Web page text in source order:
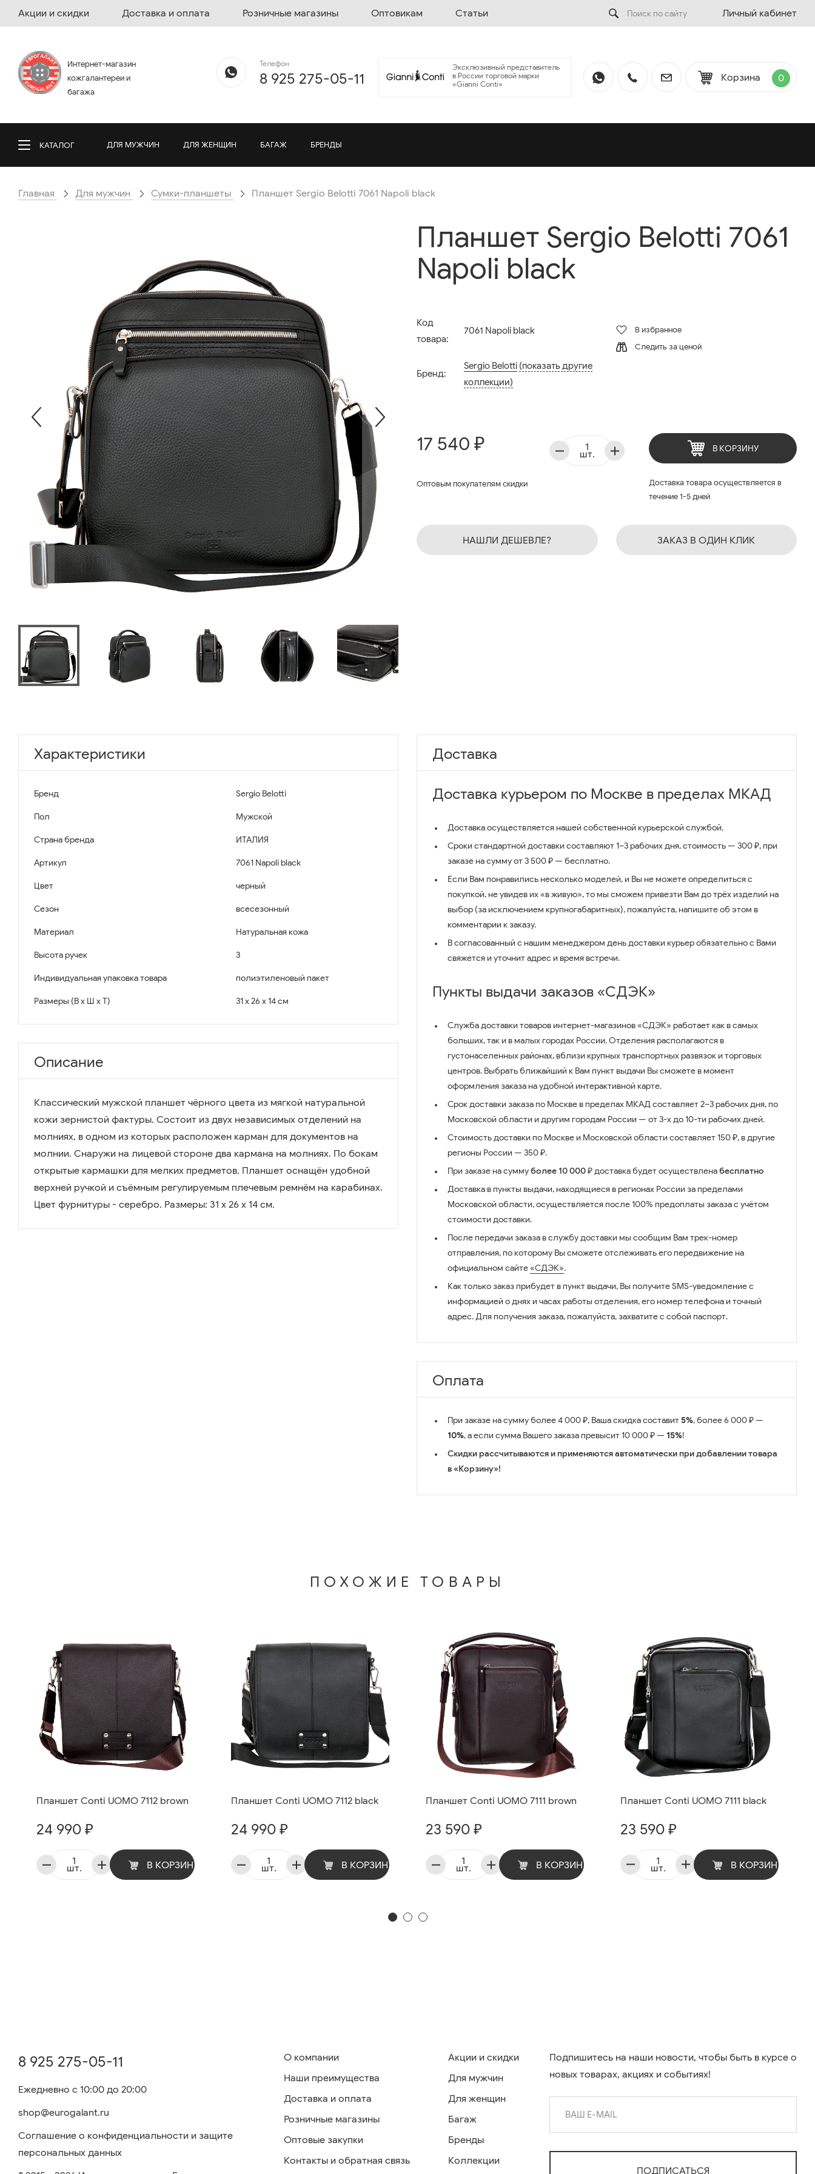
Акции и скидки Доставка и оплата Розничные магазины Оптовикам Статьи Личный кабинет
Интернет-магазин
кожгалантереи и
багажа
Телефон
8 925 275-05-11
Эксклюзивный представитель
в России торговой марки
«Gianni Conti»
Корзина 0
КАТАЛОГ ДЛЯ МУЖЧИН ДЛЯ ЖЕНЩИН БАГАЖ БРЕНДЫ
Главная Для мужчин Сумки-планшеты Планшет Sergio Belotti 7061 Napoli black
Планшет Sergio Belotti 7061
Napoli black
Код
товара:
7061 Napoli black
Бренд:
Sergio Belotti (показать другие
коллекции)
В избранное
Следить за ценой
17 540 ₽
Оптовым покупателям скидки
шт. В КОРЗИНУ
Доставка товара осуществляется в
течение 1-5 дней
НАШЛИ ДЕШЕВЛЕ? ЗАКАЗ В ОДИН КЛИК
Характеристики
Бренд Sergio Belotti
Пол Мужской
Страна бренда ИТАЛИЯ
Артикул 7061 Napoli black
Цвет черный
Сезон всесезонный
Материал Натуральная кожа
Высота ручек 3
Индивидуальная упаковка товара полиэтиленовый пакет
Размеры (В x Ш x Т) 31 x 26 x 14 см
Описание
Классический мужской планшет чёрного цвета из мягкой натуральной
кожи зернистой фактуры. Состоит из двух независимых отделений на
молниях, в одном из которых расположен карман для документов на
молнии. Снаружи на лицевой стороне два кармана на молниях. По бокам
открытые кармашки для мелких предметов. Планшет оснащён удобной
верхней ручкой и съёмным регулируемым плечевым ремнём на карабинах.
Цвет фурнитуры - серебро. Размеры: 31 x 26 x 14 см.
Доставка
Доставка курьером по Москве в пределах МКАД
Доставка осуществляется нашей собственной курьерской службой.
Сроки стандартной доставки составляют 1–3 рабочих дня, стоимость — 300 ₽, при
заказе на сумму от 3 500 ₽ — бесплатно.
Если Вам понравились несколько моделей, и Вы не можете определиться с
покупкой, не увидев их «в живую», то мы сможем привезти Вам до трёх изделий на
выбор (за исключением крупногабаритных), пожалуйста, напишите об этом в
комментарии к заказу.
В согласованный с нашим менеджером день доставки курьер обязательно с Вами
свяжется и уточнит адрес и время встречи.
Пункты выдачи заказов «СДЭК»
Служба доставки товаров интернет-магазинов «СДЭК» работает как в самых
больших, так и в малых городах России. Отделения располагаются в
густонаселенных районах, вблизи крупных транспортных развязок и торговых
центров. Выбрать ближайший к Вам пункт выдачи Вы сможете в момент
оформления заказа на удобной интерактивной карте.
Срок доставки заказа по Москве в пределах МКАД составляет 2–3 рабочих дня, по
Московской области и другим городам России — от 3-х до 10-ти рабочих дней.
Стоимость доставки по Москве и Московской области составляет 150 ₽, в другие
регионы России — 350 ₽.
При заказе на суммуболее 10 000 ₽доставка будет осуществленабесплатно
Доставка в пункты выдачи, находящиеся в регионах России за пределами
Московской области, осуществляется после 100% предоплаты заказа с учётом
стоимости доставки.
После передачи заказа в службу доставки мы сообщим Вам трек-номер
отправления, по которому Вы сможете отслеживать его передвижение на
официальном сайте«СДЭК».
Как только заказ прибудет в пункт выдачи, Вы получите SMS-уведомление с
информацией о днях и часах работы отделения, его номер телефона и точный
адрес. Для получения заказа, пожалуйста, захватите с собой паспорт.
Оплата
При заказе на сумму более 4 000 ₽, Ваша скидка составит5%, более 6 000 ₽ —
10%, а если сумма Вашего заказа превысит 10 000 ₽ — 15%!
Скидки рассчитываются и применяются автоматически при добавлении товара
в «Корзину»!
ПОХОЖИЕ ТОВАРЫ
Планшет Conti UOMO 7112 brown
24 990 ₽
шт. В КОРЗИНУ
Планшет Conti UOMO 7112 black
24 990 ₽
шт. В КОРЗИНУ
Планшет Conti UOMO 7111 brown
23 590 ₽
шт. В КОРЗИНУ
Планшет Conti UOMO 7111 black
23 590 ₽
шт. В КОРЗИНУ
8 925 275-05-11
Ежедневно с 10:00 до 20:00
shop@eurogalant.ru
Соглашение о конфиденциальности и защите
персональных данных
О компании
Наши преимущества
Доставка и оплата
Розничные магазины
Оптовые закупки
Контакты и обратная связь
Акции и скидки
Для мужчин
Для женщин
Багаж
Бренды
Коллекции
Подпишитесь на наши новости, чтобы быть в курсе о
новых товарах, акциях и событиях!